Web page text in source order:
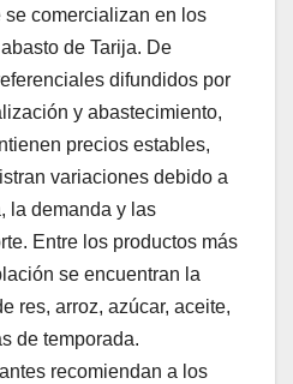
se comercializan en los
de Tarija. De
difundidos por
y abastecimiento,
precios estables,
variaciones debido a
la demanda y las
Entre los productos más
se encuentran la
res, arroz, azúcar, aceite,
de temporada.
recomiendan a los